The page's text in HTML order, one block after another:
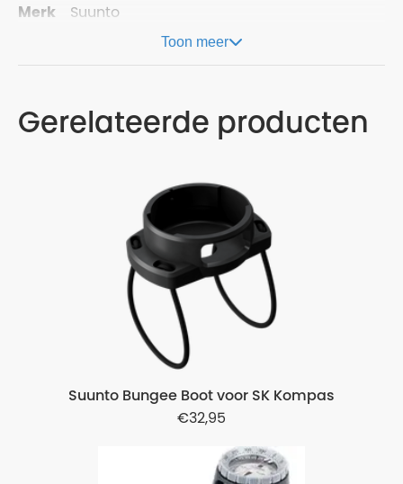
Merk Suunto
Toon meer
Gerelateerde producten
Suunto Bungee Boot voor SK Kompas
32,95